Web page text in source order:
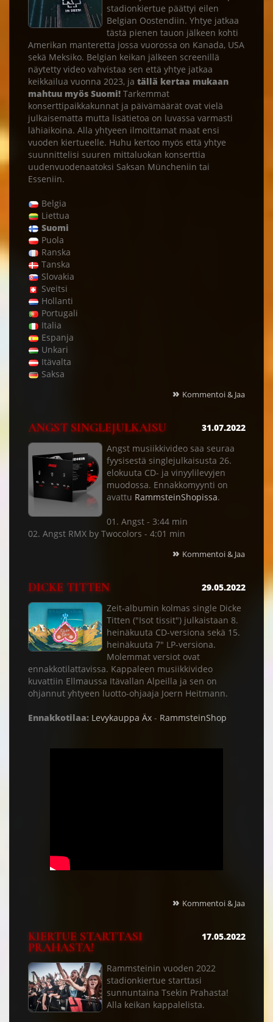
stadionkiertue päättyi eilen
Belgian Oostendiin. Yhtye jatkaa
tästä pienen tauon jälkeen kohti
Amerikan manteretta jossa vuorossa on Kanada, USA
sekä Meksiko. Belgian keikan jälkeen screenillä
näytetty video vahvistaa sen että yhtye jatkaa
keikkailua vuonna 2023, ja tällä kertaa mukaan
mahtuu myös Suomi! Tarkemmat
konserttipaikkakunnat ja päivämäärät ovat vielä
julkaisematta mutta lisätietoa on luvassa varmasti
lähiaikoina. Alla yhtyeen ilmoittamat maat ensi
vuoden kiertueelle. Huhu kertoo myös että yhtye
suunnittelisi suuren mittaluokan konserttia
uudenvuodenaatoksi Saksan Müncheniin tai
Esseniin.
Belgia
Liettua
Suomi
Puola
Ranska
Tanska
Slovakia
Sveitsi
Hollanti
Portugali
Italia
Espanja
Unkari
Itävalta
Saksa
» Kommentoi & Jaa
ANGST SINGLEJULKAISU
31.07.2022
Angst musiikkivideo saa seuraa
fyysisestä singlejulkaisusta 26.
elokuuta CD- ja vinyylilevyjen
muodossa. Ennakkomyynti on
avattu RammsteinShopissa.
01. Angst - 3:44 min
02. Angst RMX by Twocolors - 4:01 min
» Kommentoi & Jaa
DICKE TITTEN
29.05.2022
Zeit-albumin kolmas single Dicke
Titten ("Isot tissit") julkaistaan 8.
heinäkuuta CD-versiona sekä 15.
heinäkuuta 7" LP-versiona.
Molemmat versiot ovat
ennakkotilattavissa. Kappaleen musiikkivideo
kuvattiin Ellmaussa Itävallan Alpeilla ja sen on
ohjannut yhtyeen luotto-ohjaaja Joern Heitmann.
Ennakkotilaa: Levykauppa Äx - RammsteinShop
» Kommentoi & Jaa
KIERTUE STARTTASI
PRAHASTA!
17.05.2022
Rammsteinin vuoden 2022
stadionkiertue starttasi
sunnuntaina Tsekin Prahasta!
Alla keikan kappalelista.